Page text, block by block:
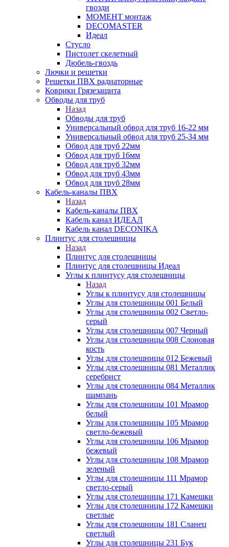
гвозди
МОМЕНТ монтаж
DECOMASTER
Идеал
Стусло
Пистолет скелетный
Дюбель-гвоздь
Лючки и решетки
Решетки ПВХ радиаторные
Коврики Грязезащита
Обводы для труб
Назад
Обводы для труб
Универсальный обвод для труб 16-22 мм
Универсальный обвод для труб 25-34 мм
Обвод для труб 22мм
Обвод для труб 16мм
Обвод для труб 32мм
Обвод для труб 43мм
Обвод для труб 28мм
Кабель-каналы ПВХ
Назад
Кабель-каналы ПВХ
Кабель канал ИДЕАЛ
Кабель канал DECONIKA
Плинтус для столешницы
Назад
Плинтус для столешницы
Плинтус для столешницы Идеал
Углы к плинтусу для столешницы
Назад
Углы к плинтусу для столешницы
Углы для столешницы 001 Белый
Углы для столешницы 002 Светло-
серый
Углы для столешницы 007 Черный
Углы для столешницы 008 Слоновая
кость
Углы для столешницы 012 Бежевый
Углы для столешницы 081 Металлик
серебрист
Углы для столешницы 084 Металлик
шампань
Углы для столешницы 101 Мрамор
белый
Углы для столешницы 105 Мрамор
светло-бежевый
Углы для столешницы 106 Мрамор
бежевый
Углы для столешницы 108 Мрамор
зеленый
Углы для столешницы 111 Мрамор
светло-серый
Углы для столешницы 171 Камешки
Углы для столешницы 172 Камешки
светлые
Углы для столешницы 181 Сланец
светлый
Углы для столешницы 231 Бук